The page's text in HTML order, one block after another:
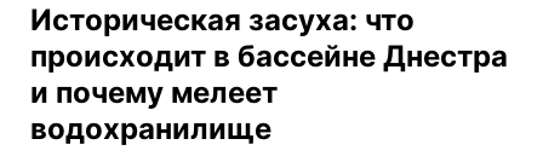
Историческая засуха: что
происходит в бассейне Днестра
и почему мелеет
водохранилище